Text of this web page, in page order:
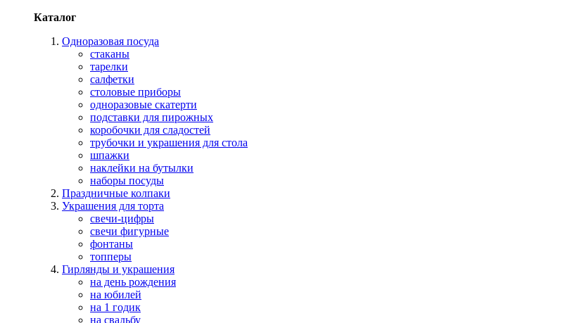
Каталог
Одноразовая посуда
стаканы
тарелки
салфетки
столовые приборы
одноразовые скатерти
подставки для пирожных
коробочки для сладостей
трубочки и украшения для стола
шпажки
наклейки на бутылки
наборы посуды
Праздничные колпаки
Украшения для торта
свечи-цифры
свечи фигурные
фонтаны
топперы
Гирлянды и украшения
на день рождения
на юбилей
на 1 годик
на свадьбу